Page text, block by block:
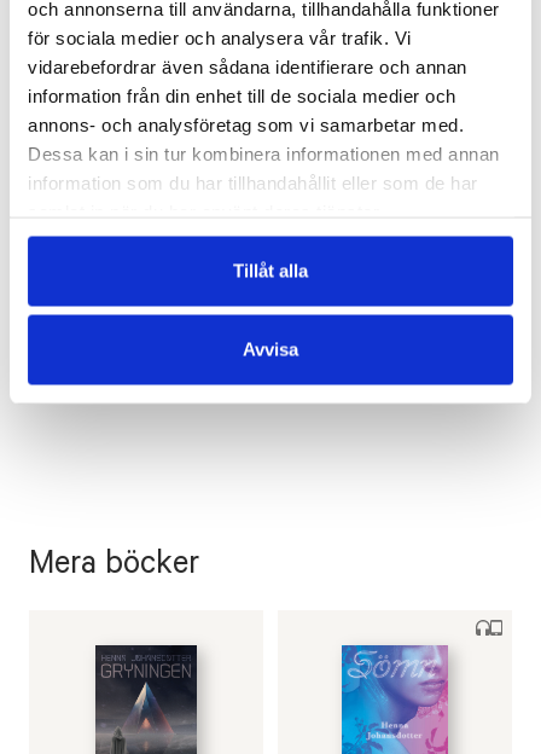
och annonserna till användarna, tillhandahålla funktioner
för sociala medier och analysera vår trafik. Vi
vidarebefordrar även sådana identifierare och annan
information från din enhet till de sociala medier och
annons- och analysföretag som vi samarbetar med.
Dessa kan i sin tur kombinera informationen med annan
information som du har tillhandahållit eller som de har
Tillåt alla
Avvisa
dagens värld.
HUFVUDSTADSBLADET
En medryckande bladvändare som passar väl
för den tilltänkta målgruppen av yngre läsare
och kan med säkerhet fungera som
könstillhörighet, strukturell rasism,
prostitution och självskadebeteende.
NY TID
Mera böcker